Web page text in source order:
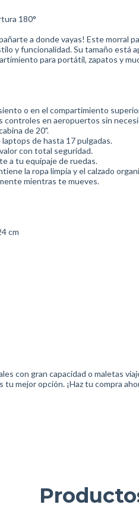
180°
a donde vayas! Este morral
y funcionalidad. Su tamaño está
para portátil, zapatos y
o en el compartimiento
controles en aeropuertos sin
de 20".
de hasta 17 pulgadas.
con total seguridad.
a tu equipaje de ruedas.
la ropa limpia y el calzado
mientras te mueves.
cm
con gran capacidad o maletas
mejor opción. ¡Haz tu compra